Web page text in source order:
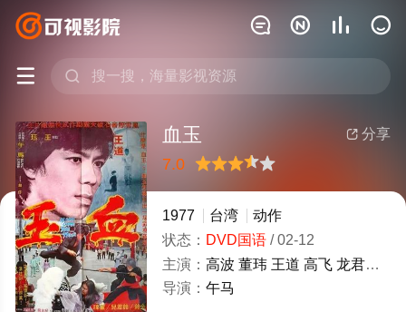
   
 
 分享
血玉
7.0
很差较差还行推荐力荐
1977 台湾
动作
状态： DVD国语/02-12
主演： 高波 董玮 王道 高飞 龙君儿
导演： 午马